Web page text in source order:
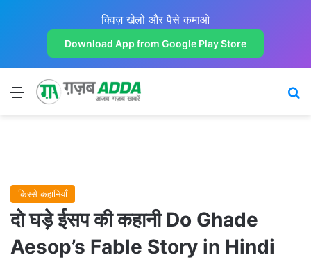
क्विज़ खेलों और पैसे कमाओ
Download App from Google Play Store
Menu
किस्से कहानियाँ
दो घड़े ईसप की कहानी Do Ghade
Aesop’s Fable Story in Hindi